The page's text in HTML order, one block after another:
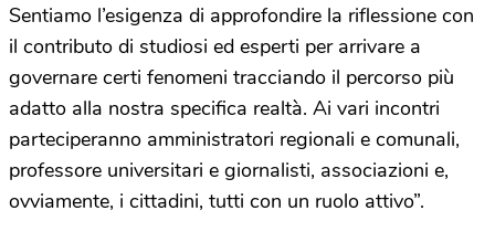
Sentiamo l’esigenza di approfondire la riflessione con
il contributo di studiosi ed esperti per arrivare a
governare certi fenomeni tracciando il percorso più
adatto alla nostra specifica realtà. Ai vari incontri
parteciperanno amministratori regionali e comunali,
professore universitari e giornalisti, associazioni e,
ovviamente, i cittadini, tutti con un ruolo attivo”.